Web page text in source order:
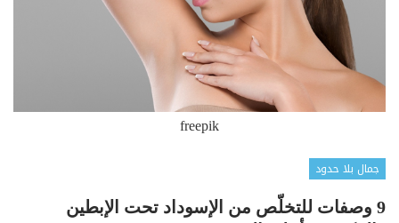
freepik
جمال بلا حدود
9 وصفات للتخلّص من الإسوداد تحت الإبطين